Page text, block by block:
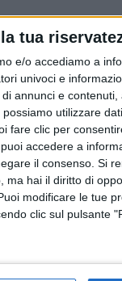
tua
e/o accediamo a
univoci e
annunci e
utilizzare
fare clic per
accedere a
il consenso. Si
ma hai il diritto di
modificare le tue
clic sul pulsante
al Libero Liberati
per i tifosi
sportive
Arezzo e Meocci di